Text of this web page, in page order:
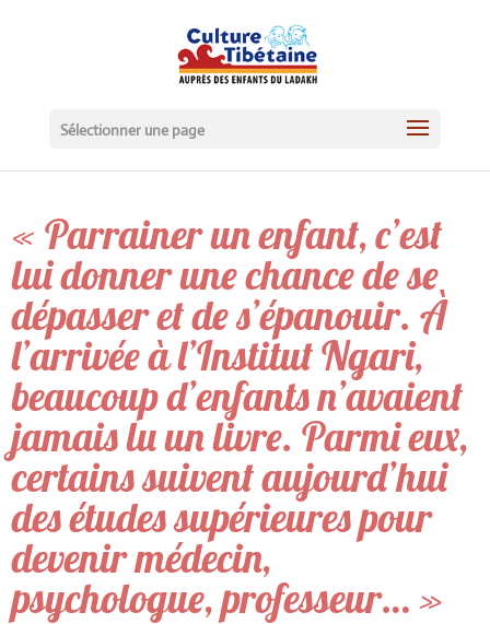
Sélectionner une page
« Parrainer un enfant, c’est
lui donner une chance de se
dépasser et de s’épanouir. À
l’arrivée à l’Institut Ngari,
beaucoup d’enfants n’avaient
jamais lu un livre. Parmi eux,
certains suivent aujourd’hui
des études supérieures pour
devenir médecin,
psychologue, professeur… »